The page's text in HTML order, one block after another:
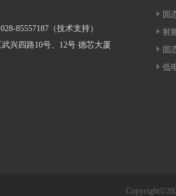
85557187（技术支持）
兴四路10号、12号 德芯大厦
固
射
固
低